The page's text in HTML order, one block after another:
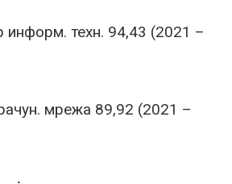
информ. техн. 94,43 (2021 –
мрежа 89,92 (2021 –